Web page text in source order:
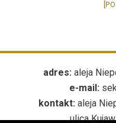
adres: aleja
e-mail:
kontakt: aleja
ulica